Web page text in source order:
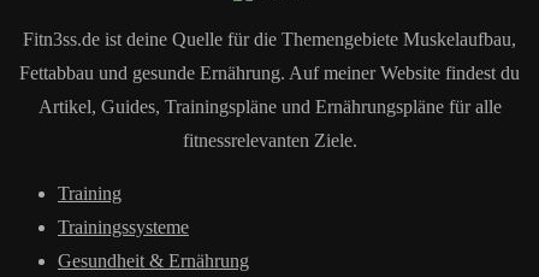
Fitn3ss.de ist deine Quelle für die Themengebiete Muskelaufbau,
Fettabbau und gesunde Ernährung. Auf meiner Website findest du
Artikel, Guides, Trainingspläne und Ernährungspläne für alle
fitnessrelevanten Ziele.
Training
Trainingssysteme
Gesundheit & Ernährung